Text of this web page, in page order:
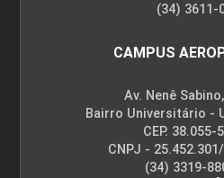
(34) 3611-
CAMPUS
Av. Nenê
Bairro Universitário -
CEP. 38.055-
CNPJ -
(34) 3319-